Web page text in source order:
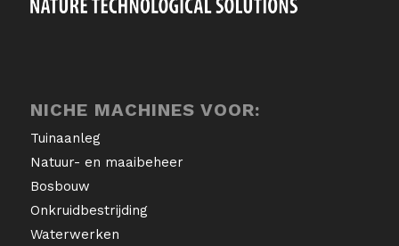
NICHE MACHINES VOOR:
Tuinaanleg
Natuur- en maaibeheer
Bosbouw
Onkruidbestrijding
Waterwerken